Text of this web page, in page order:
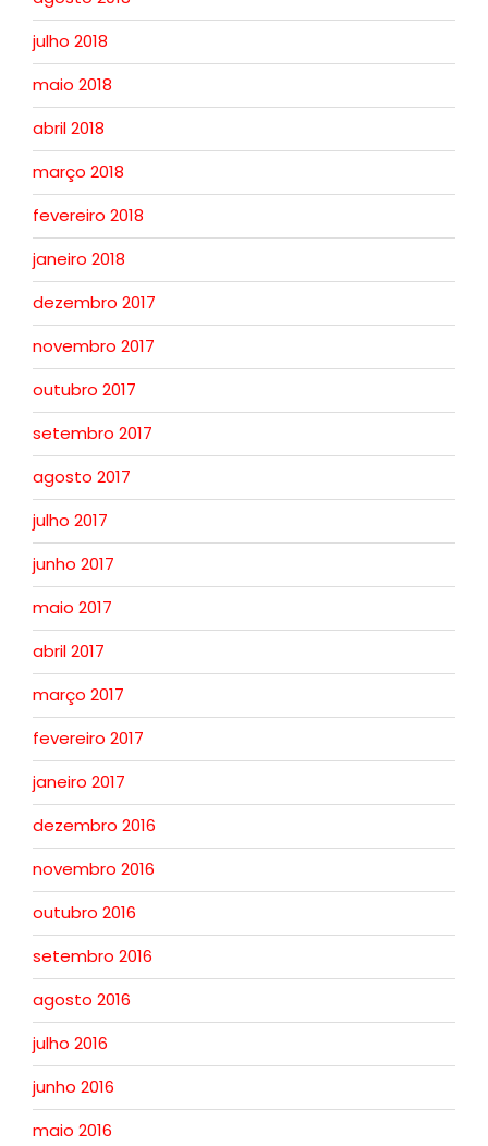
julho 2018
maio 2018
abril 2018
março 2018
fevereiro 2018
janeiro 2018
dezembro 2017
novembro 2017
outubro 2017
setembro 2017
agosto 2017
julho 2017
junho 2017
maio 2017
abril 2017
março 2017
fevereiro 2017
janeiro 2017
dezembro 2016
novembro 2016
outubro 2016
setembro 2016
agosto 2016
julho 2016
junho 2016
maio 2016